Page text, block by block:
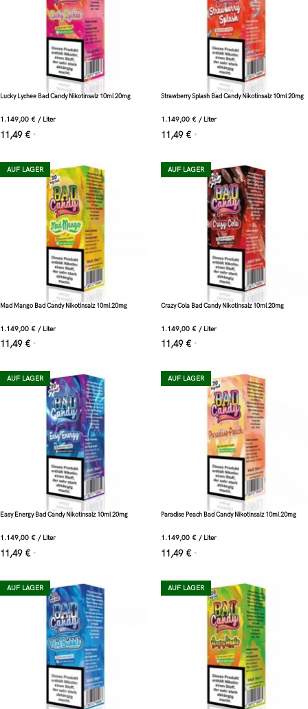
Lucky Lychee Bad Candy Nikotinsalz 10ml 20mg
1.149,00 € / Liter
11,49 € *
Strawberry Splash Bad Candy Nikotinsalz 10ml 20mg
1.149,00 € / Liter
11,49 € *
AUF LAGER
Mad Mango Bad Candy Nikotinsalz 10ml 20mg
1.149,00 € / Liter
11,49 € *
AUF LAGER
Crazy Cola Bad Candy Nikotinsalz 10ml 20mg
1.149,00 € / Liter
11,49 € *
AUF LAGER
Easy Energy Bad Candy Nikotinsalz 10ml 20mg
1.149,00 € / Liter
11,49 € *
AUF LAGER
Paradise Peach Bad Candy Nikotinsalz 10ml 20mg
1.149,00 € / Liter
11,49 € *
AUF LAGER AUF LAGER